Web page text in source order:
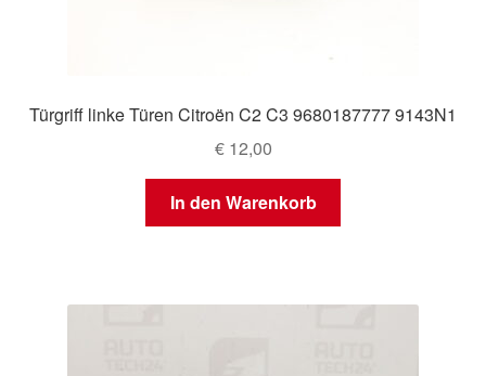
Türgriff linke Türen Citroën C2 C3 9680187777 9143N1
€12,00
In den Warenkorb